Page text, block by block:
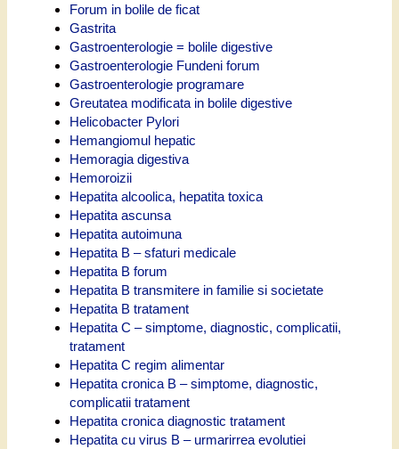
Forum in bolile de ficat
Gastrita
Gastroenterologie = bolile digestive
Gastroenterologie Fundeni forum
Gastroenterologie programare
Greutatea modificata in bolile digestive
Helicobacter Pylori
Hemangiomul hepatic
Hemoragia digestiva
Hemoroizii
Hepatita alcoolica, hepatita toxica
Hepatita ascunsa
Hepatita autoimuna
Hepatita B – sfaturi medicale
Hepatita B forum
Hepatita B transmitere in familie si societate
Hepatita B tratament
Hepatita C – simptome, diagnostic, complicatii,
tratament
Hepatita C regim alimentar
Hepatita cronica B – simptome, diagnostic,
complicatii tratament
Hepatita cronica diagnostic tratament
Hepatita cu virus B – urmarirrea evolutiei